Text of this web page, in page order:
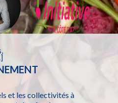
et les collectivités à